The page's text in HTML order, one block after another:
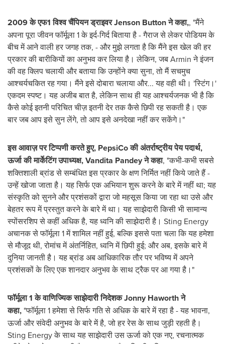
2009के एफ1विश्व चैंपियन ड्राइवरJenson Buttonने कहा,, "मैंने
अपना पूरा जीवन फॉर्मूला 1 के इर्द-गिर्द बिताया है - गैराज से लेकर पोडियम के
बीच में आने वाली हर जगह तक, - और मुझे लगता है कि मैंने इस खेल की हर
प्रकार की बारीकियों का अनुभव कर लिया है। लेकिन, जब Armin ने इंजन
की वह क्लिप चलायी और बताया कि उन्होंने क्या सुना, तो मैं सचमुच
आश्चर्यचकित रह गया। मैंने इसे दोबारा चलाया और... यह वही थी। 'स्टिंग।'
एकदम स्पष्ट। यह अजीब बात है, लेकिन साथ ही यह आश्चर्यजनक भी है कि
कैसे कोई इतनी परिचित चीज़ इतनी देर तक कैसे छिपी रह सकती है। एक
बार जब आप इसे सुन लेंगे, तो आप इसे अनदेखा नहीं कर सकेंगे।"
इस आवाज़ पर टिप्पणी करते हुए, PepsiCoकी अंतर्राष्ट्रीय पेय पदार्थ,
ऊर्जा की मार्केटिंग उपाध्यक्ष,Vandita Pandeyने कहा, "कभी-कभी सबसे
शक्तिशाली ब्रांड से सम्बंधित इस प्रकार के क्षण निर्मित नहीं किये जाते हैं -
उन्हें खोजा जाता है। यह सिर्फ एक अभियान शुरू करने के बारे में नहीं था; यह
संस्कृति को सुनने और प्रशंसकों द्वारा जो महसूस किया जा रहा था उसे और
बेहतर रूप में प्रस्तुत करने के बारे में था। यह साझेदारी किसी भी सामान्य
स्पोंसरशिप से कहीं अधिक है, यह ध्वनि की साझेदारी है। Sting Energy
अचानक से फॉर्मूला 1 में शामिल नहीं हुई, बल्कि इससे पता चला कि यह हमेशा
से मौजूद थी, रोमांच में अंतर्निहित, ध्वनि में छिपी हुई; और अब, इसके बारे में
दुनिया जानती है। यह ब्रांड अब आधिकारिक तौर पर भविष्य में अपने
प्रशंसकों के लिए एक शानदार अनुभव के साथ ट्रैक पर आ गया है।"
फॉर्मूला1के वाणिज्यिक साझेदारी निदेशकJonny Haworthने
कहा, "फॉर्मूला 1 हमेशा से सिर्फ गति से अधिक के बारे में रहा है - यह भावना,
ऊर्जा और संवेदी अनुभव के बारे में है, जो हर रेस के साथ जुड़ी रहती है।
Sting Energy के साथ यह साझेदारी उस ऊर्जा को एक नए, रचनात्मक